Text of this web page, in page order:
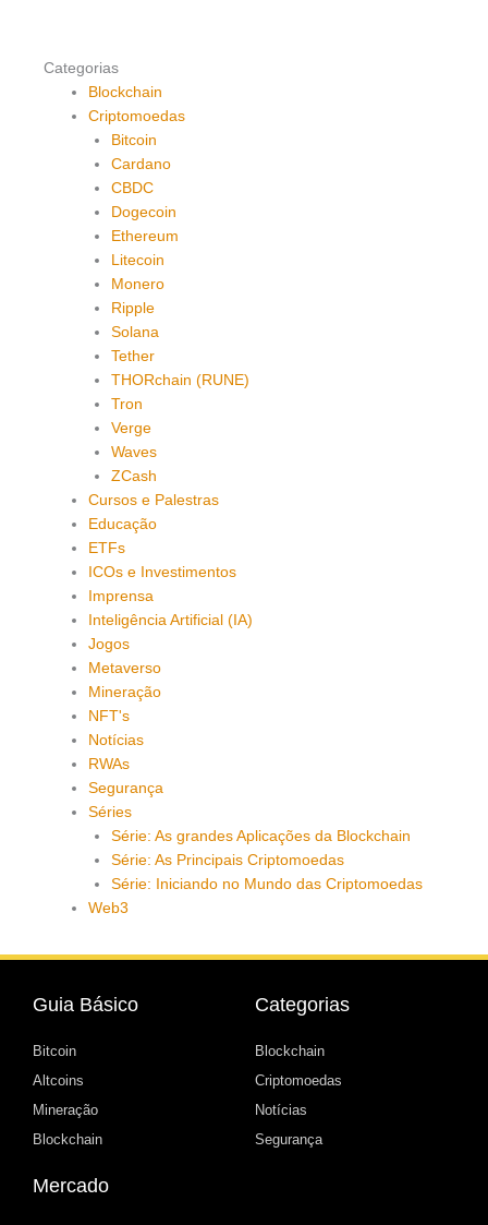
Categorias
Blockchain
Criptomoedas
Bitcoin
Cardano
CBDC
Dogecoin
Ethereum
Litecoin
Monero
Ripple
Solana
Tether
THORchain (RUNE)
Tron
Verge
Waves
ZCash
Cursos e Palestras
Educação
ETFs
ICOs e Investimentos
Imprensa
Inteligência Artificial (IA)
Jogos
Metaverso
Mineração
NFT's
Notícias
RWAs
Segurança
Séries
Série: As grandes Aplicações da Blockchain
Série: As Principais Criptomoedas
Série: Iniciando no Mundo das Criptomoedas
Web3
Guia Básico
Bitcoin
Altcoins
Mineração
Blockchain
Categorias
Blockchain
Criptomoedas
Notícias
Segurança
Mercado